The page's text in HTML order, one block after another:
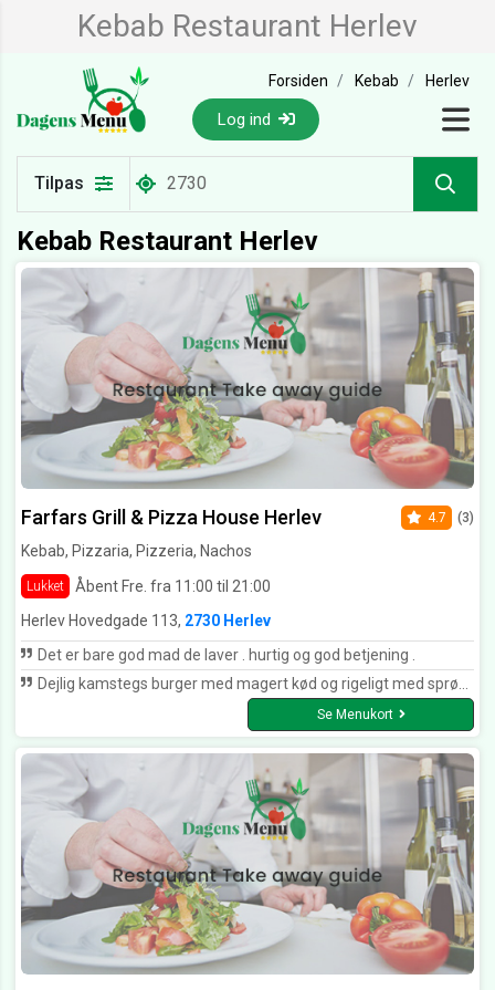
Kebab Restaurant Herlev
Forsiden Kebab Herlev
Log ind
Tilpas
Kebab Restaurant Herlev
Farfars Grill & Pizza House Herlev
Kebab, Pizzaria, Pizzeria, Nachos
Lukket Åbent Fre. fra 11:00 til 21:00
4.7 (3)
Herlev Hovedgade 113, 2730 Herlev
Det er bare god mad de laver . hurtig og god betjening .
Dejlig kamstegs burger med magert kød og rigeligt med sprøde svær. Hvidløgsbrød lækkert - hurtig og venlig levering. Kan varmt anbefales. Det er ikke sidste gang vi ringer til Farfars
Se Menukort